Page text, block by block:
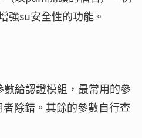
強su安全性的功能。
給認證模組，最常用的參
除錯。其餘的參數自行查